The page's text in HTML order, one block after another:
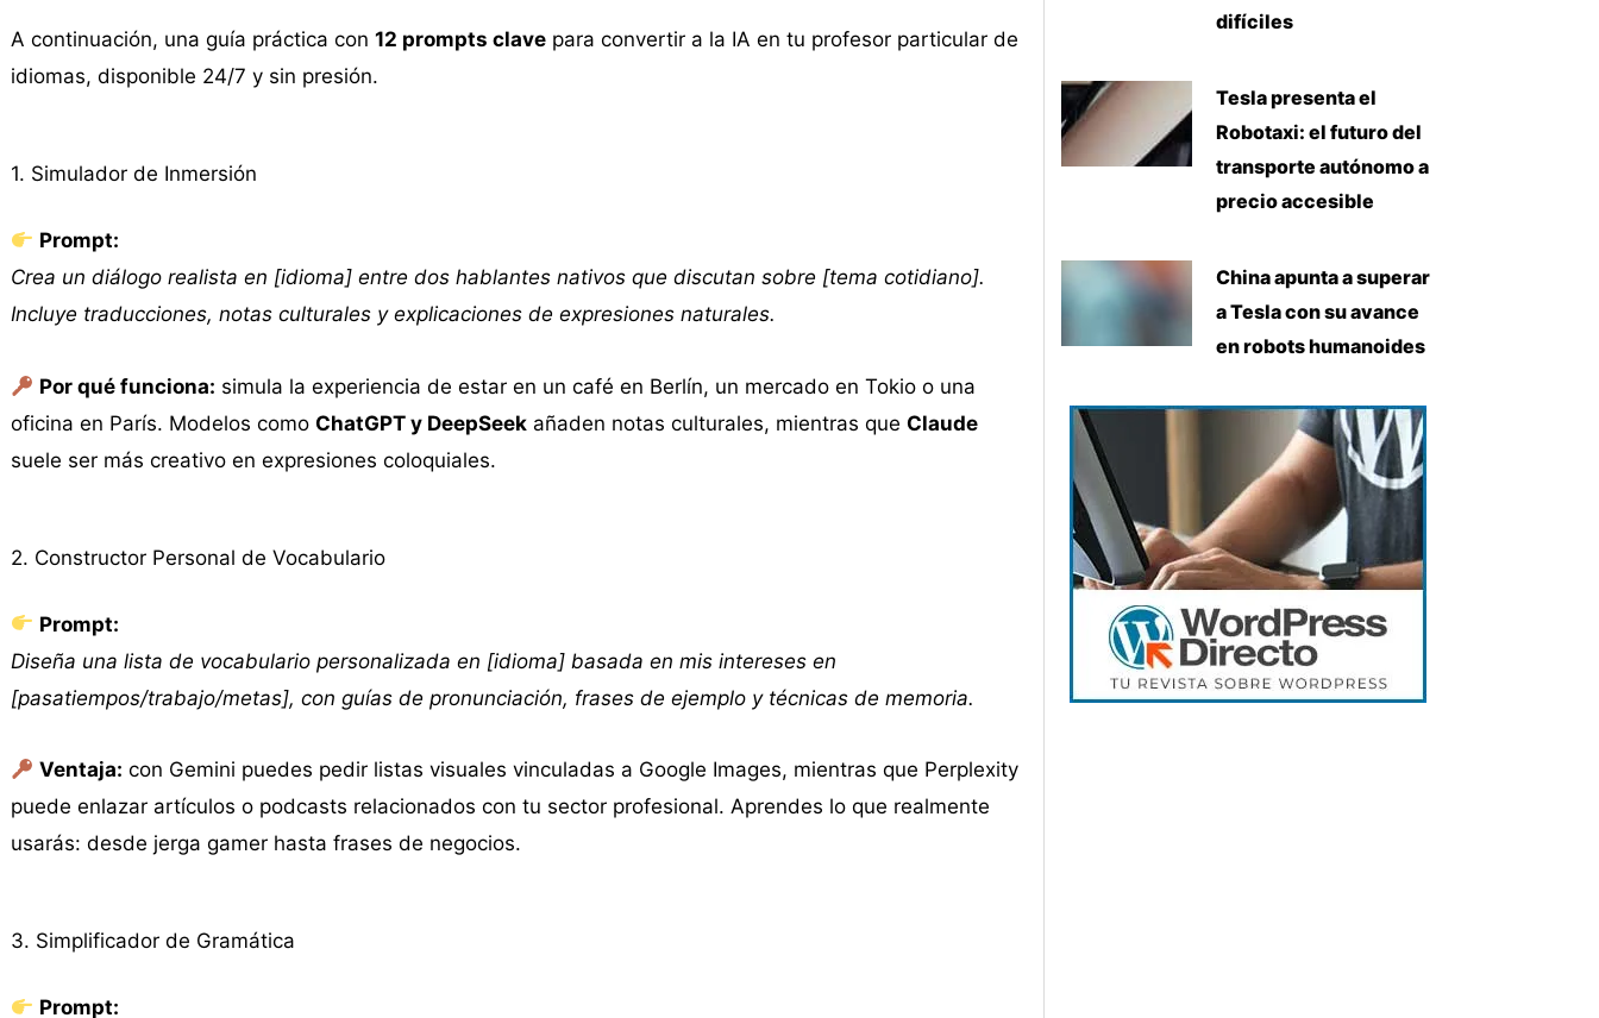
A continuación, una guía práctica con 12 prompts clavepara convertir a la IA en tu profesor particular de
idiomas, disponible 24/7 y sin presión.
1. Simulador de Inmersión
Prompt:
Crea un diálogo realista en [idioma] entre dos hablantes nativos que discutan sobre [tema cotidiano].
Incluye traducciones, notas culturales y explicaciones de expresiones naturales.
Por qué funciona: simula la experiencia de estar en un café en Berlín, un mercado en Tokio o una
oficina en París. Modelos como ChatGPT y DeepSeekañaden notas culturales, mientras que Claude
suele ser más creativo en expresiones coloquiales.
2. Constructor Personal de Vocabulario
Prompt:
Diseña una lista de vocabulario personalizada en [idioma] basada en mis intereses en
[pasatiempos/trabajo/metas], con guías de pronunciación, frases de ejemplo y técnicas de memoria.
Ventaja: con Gemini puedes pedir listas visuales vinculadas a Google Images, mientras que Perplexity
puede enlazar artículos o podcasts relacionados con tu sector profesional. Aprendes lo que realmente
usarás: desde jerga gamer hasta frases de negocios.
3. Simplificador de Gramática
Prompt:
difíciles
Tesla presenta el
Robotaxi: el futuro del
transporte autónomo a
precio accesible
China apunta a superar
a Tesla con su avance
en robots humanoides